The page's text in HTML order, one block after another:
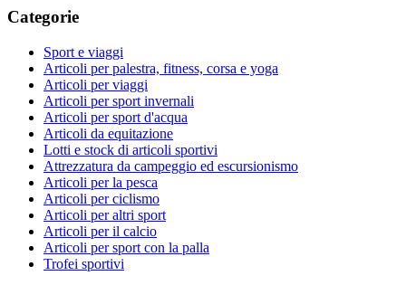
Categorie
Sport e viaggi
Articoli per palestra, fitness, corsa e yoga
Articoli per viaggi
Articoli per sport invernali
Articoli per sport d'acqua
Articoli da equitazione
Lotti e stock di articoli sportivi
Attrezzatura da campeggio ed escursionismo
Articoli per la pesca
Articoli per ciclismo
Articoli per altri sport
Articoli per il calcio
Articoli per sport con la palla
Trofei sportivi